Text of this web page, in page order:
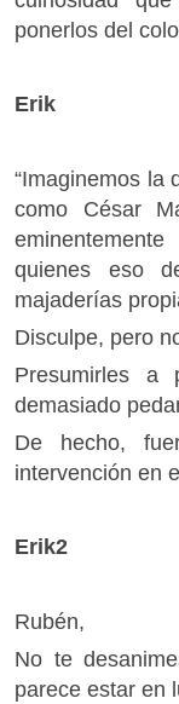
ponerlos del
Erik
“Imaginemos la
como César
quienes eso
majaderías
Disculpe, pero
Presumirles a
demasiado
De hecho,
intervención en
Erik2
Rubén,
No te
parece estar en